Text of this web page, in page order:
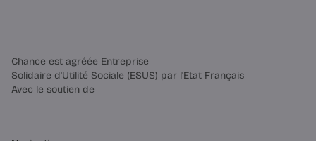
Chance est agréée Entreprise
Solidaire d'Utilité Sociale (ESUS) par l'Etat Français
Avec le soutien de